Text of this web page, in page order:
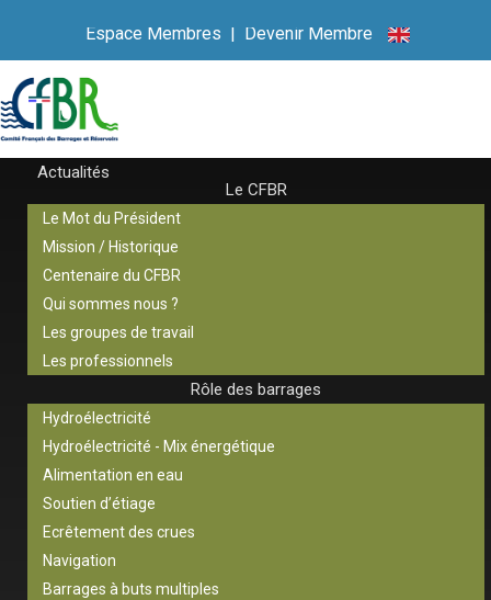
Espace Membres | Devenir Membre
Actualités
Le CFBR
Le Mot du Président
Mission / Historique
Centenaire du CFBR
Qui sommes nous ?
Les groupes de travail
Les professionnels
Rôle des barrages
Hydroélectricité
Hydroélectricité - Mix énergétique
Alimentation en eau
Soutien d’étiage
Ecrêtement des crues
Navigation
Barrages à buts multiples